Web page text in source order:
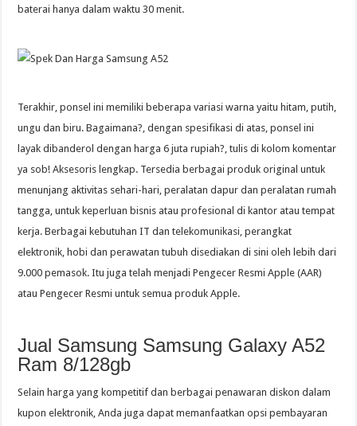
baterai hanya dalam waktu 30 menit.
Terakhir, ponsel ini memiliki beberapa variasi warna yaitu hitam, putih,
ungu dan biru. Bagaimana?, dengan spesifikasi di atas, ponsel ini
layak dibanderol dengan harga 6 juta rupiah?, tulis di kolom komentar
ya sob! Aksesoris lengkap. Tersedia berbagai produk original untuk
menunjang aktivitas sehari-hari, peralatan dapur dan peralatan rumah
tangga, untuk keperluan bisnis atau profesional di kantor atau tempat
kerja. Berbagai kebutuhan IT dan telekomunikasi, perangkat
elektronik, hobi dan perawatan tubuh disediakan di sini oleh lebih dari
9.000 pemasok. Itu juga telah menjadi Pengecer Resmi Apple (AAR)
atau Pengecer Resmi untuk semua produk Apple.
Jual Samsung Samsung Galaxy A52
Ram 8/128gb
Selain harga yang kompetitif dan berbagai penawaran diskon dalam
kupon elektronik, Anda juga dapat memanfaatkan opsi pembayaran